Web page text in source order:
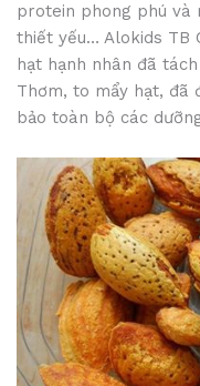
protein phong phú và
thiết yếu… Alokids TB
hạt hạnh nhân đã
Thơm, to mẩy hạt, đã
bảo toàn bộ các